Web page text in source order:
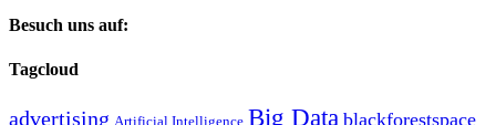
Besuch uns auf:
Tagcloud
advertising Artificial Intelligence Big Data blackforestspace